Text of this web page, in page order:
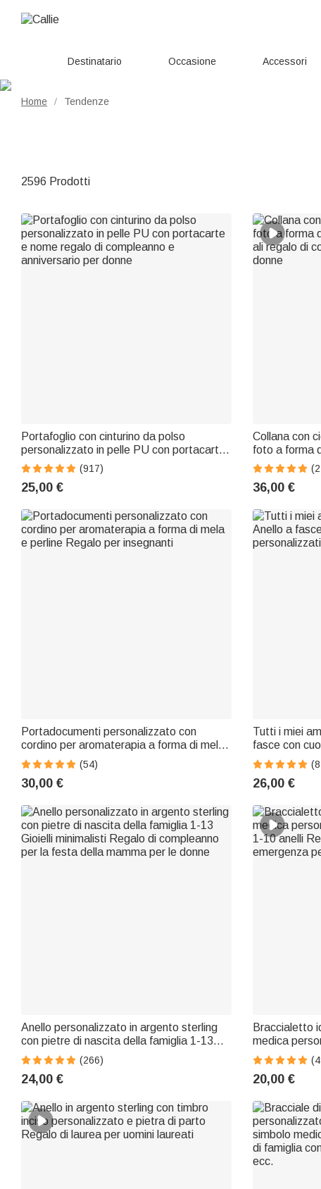
Destinatario Occasione Accessori
Home / Tendenze
2596 Prodotti
Portafoglio con cinturino da polso
personalizzato in pelle PU con portacarte
e nome regalo di compleanno e
anniversario per donne
(917)
25,00 €
Collana con
foto a forma
ali regalo di
donne
36,00 €
Portadocumenti personalizzato con
cordino per aromaterapia a forma di mela
e perline Regalo per insegnanti
(54)
30,00 €
Tutti i miei
fasce con
26,00 €
Anello personalizzato in argento sterling
con pietre di nascita della famiglia 1-13
Gioielli minimalisti Regalo di compleanno
per la festa della mamma per le donne
(266)
24,00 €
Braccialetto
medica
1-10 anelli
emergenza
20,00 €